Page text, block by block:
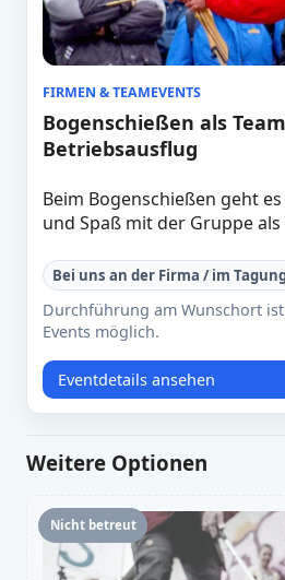
FIRMEN & TEAMEVENTS
Bogenschießen als
Betriebsausflug
Beim Bogenschießen geht
und Spaß mit der Gruppe als
Bei uns an der Firma / im
Durchführung am Wunschort
Events möglich.
Eventdetails ansehen
Weitere Optionen
Nicht betreut